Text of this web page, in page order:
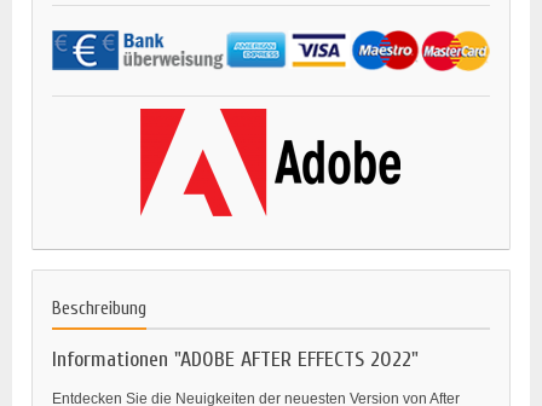
Beschreibung
Informationen "ADOBE AFTER EFFECTS 2022"
Entdecken Sie die Neuigkeiten der neuesten Version von After